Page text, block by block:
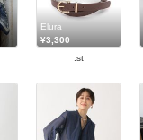
Elura
¥3,300
.st